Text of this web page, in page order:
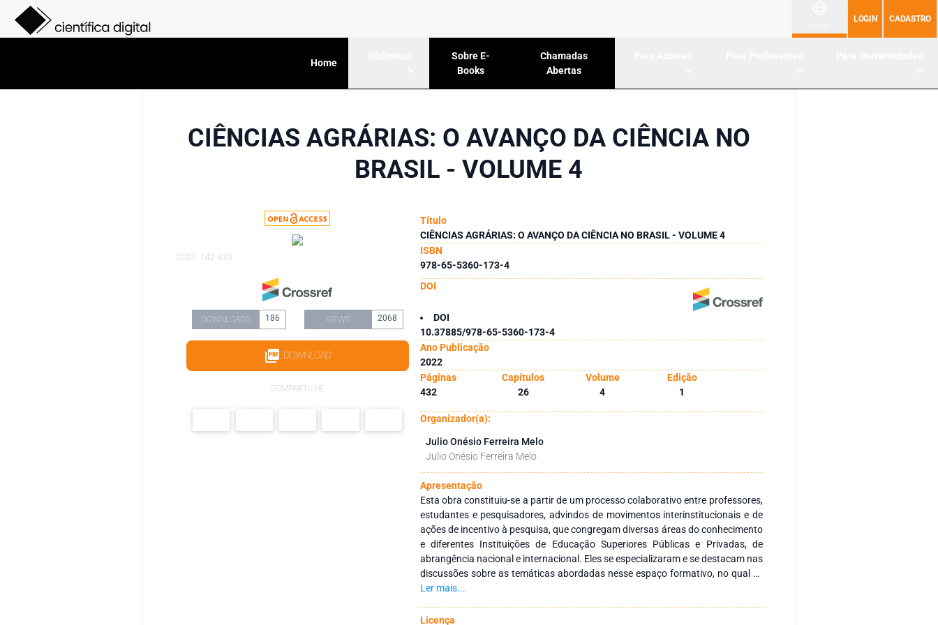
LOGIN CADASTRO
Home
Sobre E-
Books
Chamadas
Abertas
CIÊNCIAS AGRÁRIAS: O AVANÇO DA CIÊNCIA NO
BRASIL - VOLUME 4
CODE: 142-433
DOWNLOADS 186 VIEWS 2068
DOWNLOAD
COMPARTILHE
Título
CIÊNCIAS AGRÁRIAS: O AVANÇO DA CIÊNCIA NO BRASIL - VOLUME 4
ISBN
978-65-5360-173-4
DOI
DOI
10.37885/978-65-5360-173-4
Ano Publicação
2022
Páginas
Capítulos Volume
Edição
432
26 4 1
Organizador(a):
Julio Onésio Ferreira Melo
Julio Onésio Ferreira Melo
Apresentação
Esta obra constituiu-se a partir de um processo colaborativo entre professores,
estudantes e pesquisadores, advindos de movimentos interinstitucionais e de
ações de incentivo à pesquisa, que congregam diversas áreas do conhecimento
e diferentes Instituições de Educação Superiores Públicas e Privadas, de
abrangência nacional e internacional. Eles se especializaram e se destacam nas
discussões sobre as temáticas abordadas nesse espaço formativo, no qual se
reuniu conteúdo científico de vanguarda, na área de Ciências Agrárias e toda a
Ciências Biológicas, Engenharia Agrícola, Engenharia Agronômica, Engenharia
Ler mais...
Licença